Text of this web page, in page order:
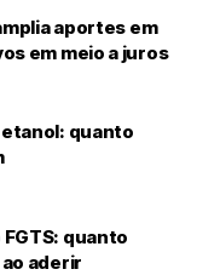
aportes em
em meio a juros
etanol: quanto
quanto
aderir